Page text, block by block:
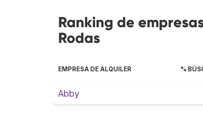
Ranking de
Rodas
EMPRESA DE ALQUILER %
Abby